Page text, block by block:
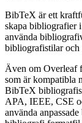
BibTeX är ett
skapa bibliografier
använda
bibliografistilar och
Även om Overleaf
som är kompatibla
BibTeX
APA, IEEE, CSE
använda